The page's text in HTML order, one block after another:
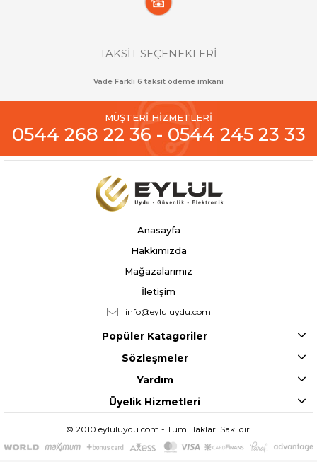
TAKSİT SEÇENEKLERİ
Vade Farklı 6 taksit ödeme imkanı
MÜŞTERİ HİZMETLERİ
0544 268 22 36 - 0544 245 23 33
Anasayfa
Hakkımızda
Mağazalarımız
İletişim
info@eyluluydu.com
Popüler Katagoriler
Sözleşmeler
Yardım
Üyelik Hizmetleri
© 2010 eyluluydu.com - Tüm Hakları Saklıdır.